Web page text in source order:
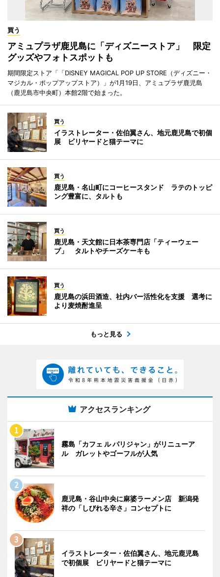
買う
アミュプラザ鹿児島に「ディズニーストア」 限定
グッズやフォトスポットも
期間限定ストア「「DISNEY MAGICAL POP UP STORE（ディズニー・
マジカル・ポップアップストア）」が1月19日、アミュプラザ鹿児島
（鹿児島市中央町）本館2階で始まった。
買う
イラストレーター・佐伯翼さん、地元鹿児島で初個
展 ビリヤードと猫テーマに
買う
鹿児島・名山町にコーヒースタンド ラテのトッピ
ング豊富に、タルトも
買う
鹿児島・天文館に日本茶専門店「ティーウェー
ブ」 タルトやチーズケーキも
買う
鹿児島の浜田酒造、社内バー活性化を支援 選考に
より麦焼酎進呈
もっと見る
アクセスランキング
霧島「カフェ ル パリジャン」がリニューア
ル ガレットやゴーフルが人気
鹿児島・谷山中央に麻婆ラーメン店 新潟発
祥の「しびれる辛さ」コンセプトに
イラストレーター・佐伯翼さん、地元鹿児島
で初個展 ビリヤードと猫テーマに